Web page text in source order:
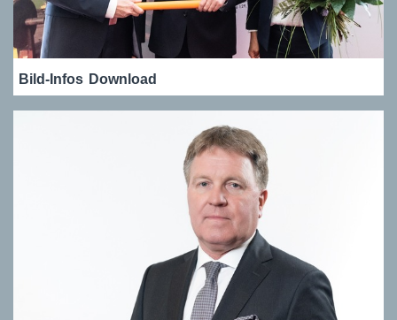
Bild-Infos Download